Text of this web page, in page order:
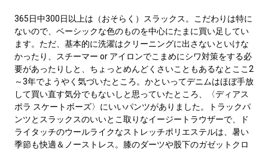
365日中300日以上は（おそらく）スラックス。こだわりは特に
ないので、ベーシックな色のものを中心にたまに買い足してい
ます。ただ、基本的に洗濯はクリーニングに出さないといけな
かったり、スチーマー or アイロンでこまめにシワ対策をする必
要があったりしと、ちょっとめんどくさいこともあるなとここ2
～3年でようやく気づいたところ。かといってデニムはほぼ手放
して買い直す気分でもないしと思っていたところ、〈ディアス
ポラ スケートボーズ〉にいいパンツがありました。トラックパ
ンツとスラックスのいいとこ取りなイージートラウザーで、ド
ライタッチのウールライクなストレッチポリエステルは、暑い
季節も快適＆ノーストレス。膝のダーツや股下のガゼットクロ